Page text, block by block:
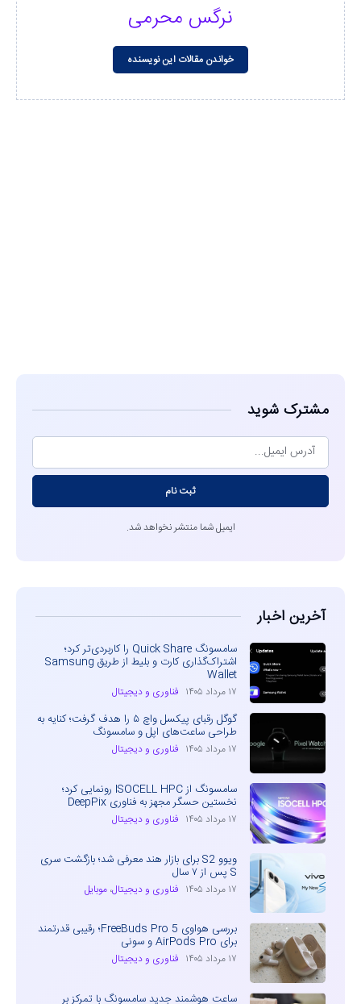
نرگس محرمی
خواندن مقالات این نویسنده
مشترک شوید
ثبت نام
ایمیل شما منتشر نخواهد شد.
آخرین اخبار
سامسونگ Quick Share را کاربردی‌تر کرد؛
اشتراک‌گذاری کارت و بلیط از طریق Samsung
Wallet
۱۷ مرداد ۱۴۰۵ فناوری و دیجیتال
گوگل رقبای پیکسل واچ ۵ را هدف گرفت؛ کنایه به
طراحی ساعت‌های اپل و سامسونگ
۱۷ مرداد ۱۴۰۵ فناوری و دیجیتال
سامسونگ از ISOCELL HPC رونمایی کرد؛
نخستین حسگر مجهز به فناوری DeepPix
۱۷ مرداد ۱۴۰۵ فناوری و دیجیتال
ویوو S2 برای بازار هند معرفی شد؛ بازگشت سری
S پس از ۷ سال
۱۷ مرداد ۱۴۰۵ فناوری و دیجیتال، موبایل
بررسی هواوی FreeBuds Pro 5؛ رقیبی قدرتمند
برای AirPods Pro و سونی
۱۷ مرداد ۱۴۰۵ فناوری و دیجیتال
ساعت هوشمند جدید سامسونگ با تمرکز بر